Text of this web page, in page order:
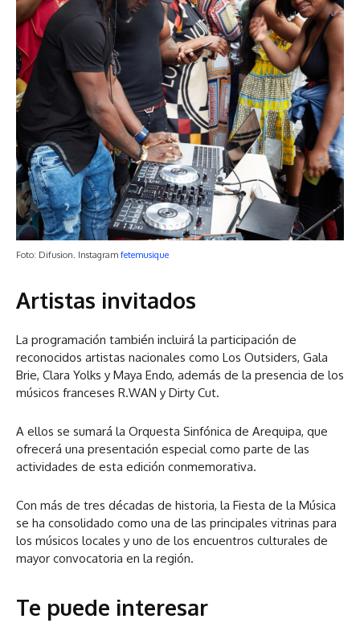
Foto: Difusion. Instagram fetemusique
Artistas invitados
La programación también incluirá la participación de
reconocidos artistas nacionales como Los Outsiders, Gala
Brie, Clara Yolks y Maya Endo, además de la presencia de los
músicos franceses R.WAN y Dirty Cut.
A ellos se sumará la Orquesta Sinfónica de Arequipa, que
ofrecerá una presentación especial como parte de las
actividades de esta edición conmemorativa.
Con más de tres décadas de historia, la Fiesta de la Música
se ha consolidado como una de las principales vitrinas para
los músicos locales y uno de los encuentros culturales de
mayor convocatoria en la región.
Te puede interesar